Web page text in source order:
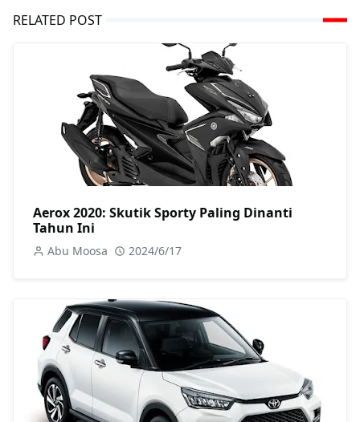
RELATED POST
Aerox 2020: Skutik Sporty Paling Dinanti
Tahun Ini
Abu Moosa 2024/6/17